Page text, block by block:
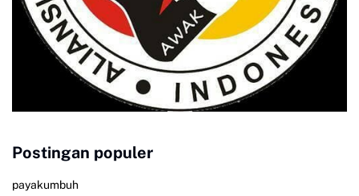
Postingan populer
payakumbuh